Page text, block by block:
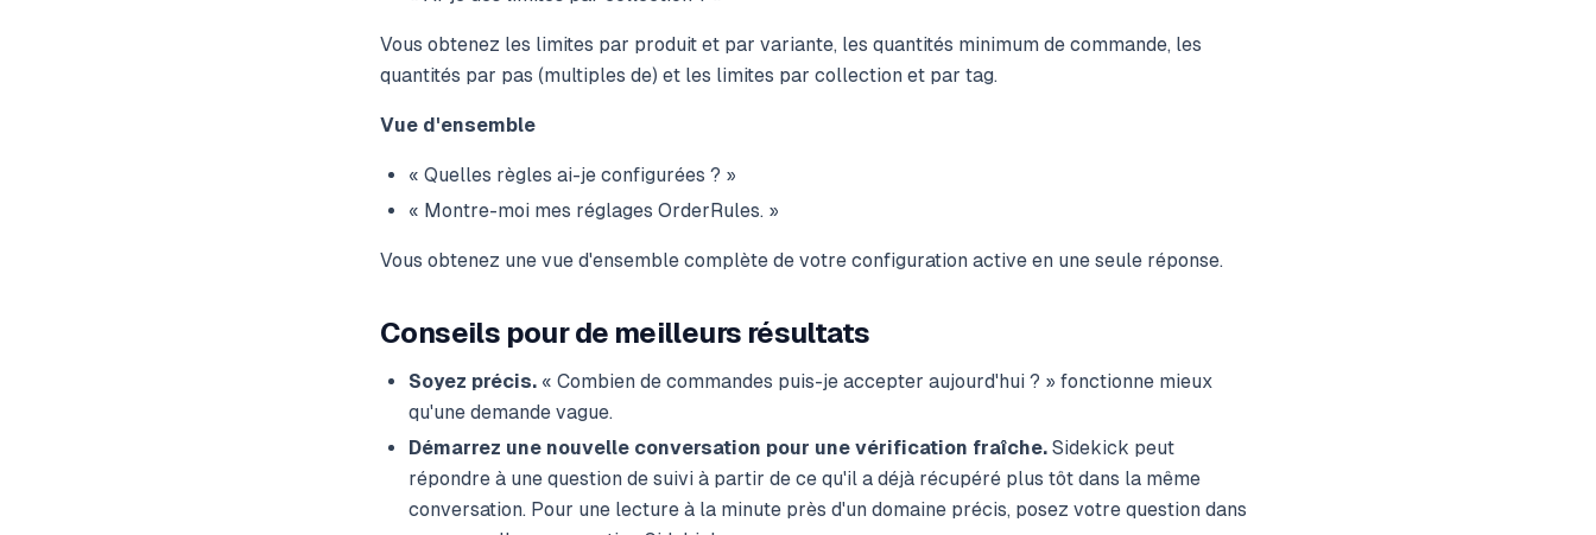
Vous obtenez les limites par produit et par variante, les quantités minimum de commande, les
quantités par pas (multiples de) et les limites par collection et par tag.
Vue d'ensemble
« Quelles règles ai-je configurées ? »
« Montre-moi mes réglages OrderRules. »
Vous obtenez une vue d'ensemble complète de votre configuration active en une seule réponse.
Conseils pour de meilleurs résultats
Soyez précis. « Combien de commandes puis-je accepter aujourd'hui ? » fonctionne mieux
qu'une demande vague.
Démarrez une nouvelle conversation pour une vérification fraîche. Sidekick peut
répondre à une question de suivi à partir de ce qu'il a déjà récupéré plus tôt dans la même
conversation. Pour une lecture à la minute près d'un domaine précis, posez votre question dans